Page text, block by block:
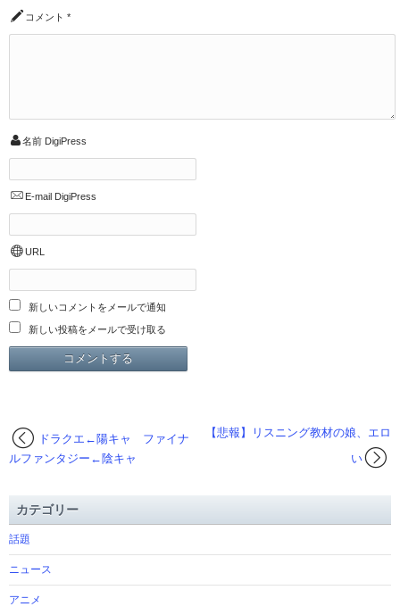
コメント *
名前 DigiPress
E-mail DigiPress
URL
新しいコメントをメールで通知
新しい投稿をメールで受け取る
【悲報】リスニング教材の娘、エロ
い
ドラクエ←陽キャ ファイナ
ルファンタジー←陰キャ
カテゴリー
話題
ニュース
アニメ